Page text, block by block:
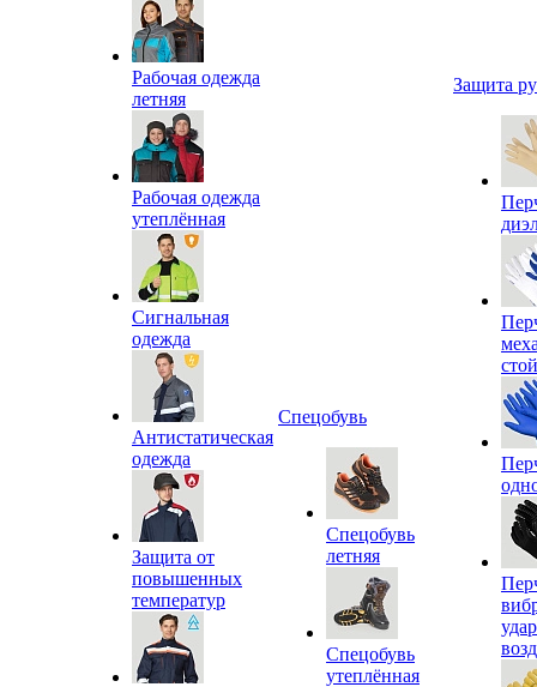
Рабочая одежда
летняя
Рабочая одежда
утеплённая
Сигнальная
одежда
Антистатическая
одежда
Защита от
повышенных
температур
Спецобувь
Спецобувь
летняя
Спецобувь
утеплённая
Защита